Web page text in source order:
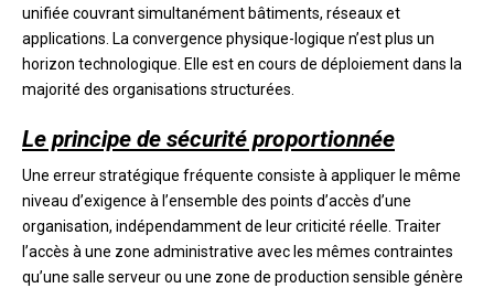
unifiée couvrant simultanément bâtiments, réseaux et
applications. La convergence physique-logique n’est plus un
horizon technologique. Elle est en cours de déploiement dans la
majorité des organisations structurées.
Le principe de sécurité proportionnée
Une erreur stratégique fréquente consiste à appliquer le même
niveau d’exigence à l’ensemble des points d’accès d’une
organisation, indépendamment de leur criticité réelle. Traiter
l’accès à une zone administrative avec les mêmes contraintes
qu’une salle serveur ou une zone de production sensible génère